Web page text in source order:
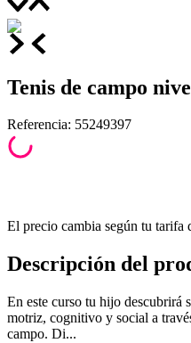
Tenis de campo
Referencia: 55249397
El precio cambia según tu tarifa
Descripción del
En este curso tu hijo descubrirá
motriz, cognitivo y social a
campo. Di...